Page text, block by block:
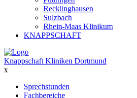
Recklinghausen
Sulzbach
Rhein-Maas Klinikum
KNAPPSCHAFT
Knappschaft Kliniken Dortmund
x
Sprechstunden
Fachbereiche